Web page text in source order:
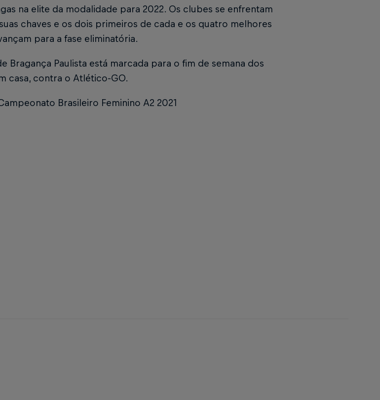
na elite da modalidade para 2022. Os clubes se enfrentam
chaves e os dois primeiros de cada e os quatro melhores
para a fase eliminatória.
Bragança Paulista está marcada para o fim de semana dos
casa, contra o Atlético-GO.
Brasileiro Feminino A2 2021